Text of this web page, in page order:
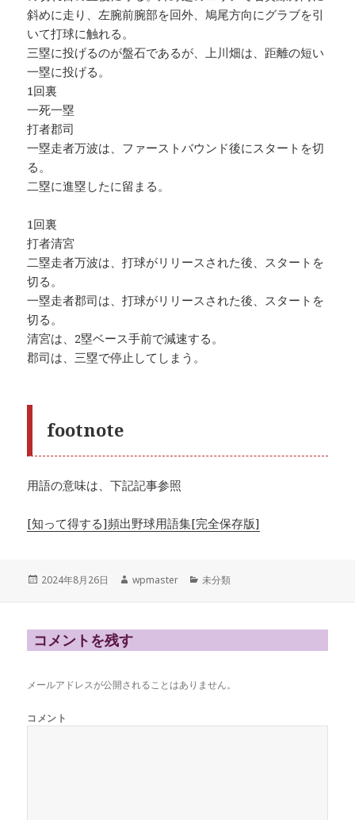
斜めに走り、左腕前腕部を回外、鳩尾方向にグラブを引
いて打球に触れる。
三塁に投げるのが盤石であるが、上川畑は、距離の短い
一塁に投げる。
1回裏
一死一塁
打者郡司
一塁走者万波は、ファーストバウンド後にスタートを切
る。
二塁に進塁したに留まる。
1回裏
打者清宮
二塁走者万波は、打球がリリースされた後、スタートを
切る。
一塁走者郡司は、打球がリリースされた後、スタートを
切る。
清宮は、2塁ベース手前で減速する。
郡司は、三塁で停止してしまう。
footnote
用語の意味は、下記記事参照
[知って得する]頻出野球用語集[完全保存版]
投
2024年8月26日
作
wpmaster
カ
未分類
コメントを残す
メールアドレスが公開されることはありません。
コメント